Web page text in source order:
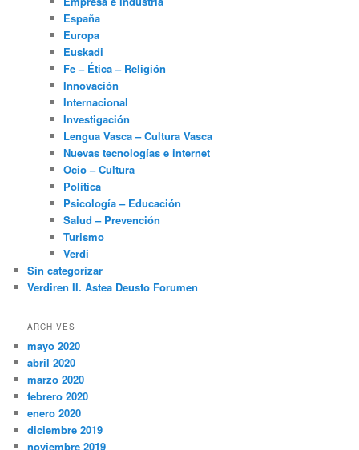
España
Europa
Euskadi
Fe – Ética – Religión
Innovación
Internacional
Investigación
Lengua Vasca – Cultura Vasca
Nuevas tecnologías e internet
Ocio – Cultura
Política
Psicología – Educación
Salud – Prevención
Turismo
Verdi
Sin categorizar
Verdiren II. Astea Deusto Forumen
ARCHIVES
mayo 2020
abril 2020
marzo 2020
febrero 2020
enero 2020
diciembre 2019
noviembre 2019